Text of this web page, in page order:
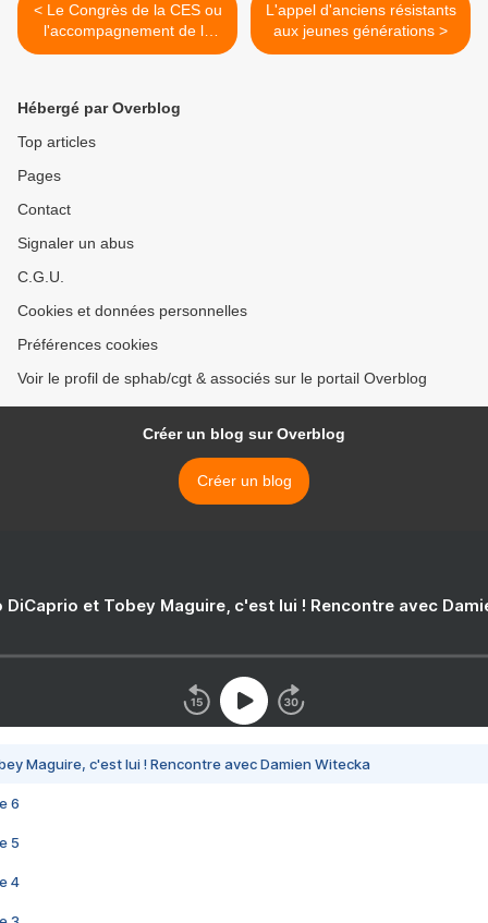
< Le Congrès de la CES ou
l'accompagnement de la
crise
L'appel d'anciens résistants
aux jeunes générations >
Hébergé par Overblog
Top articles
Pages
Contact
Signaler un abus
C.G.U.
Cookies et données personnelles
Préférences cookies
Voir le profil de sphab/cgt & associés sur le portail Overblog
Créer un blog sur Overblog
Créer un blog
DiCaprio et Tobey Maguire, c'est lui ! Rencontre avec
Maguire, c'est lui ! Rencontre avec Damien Witecka
6
5
4